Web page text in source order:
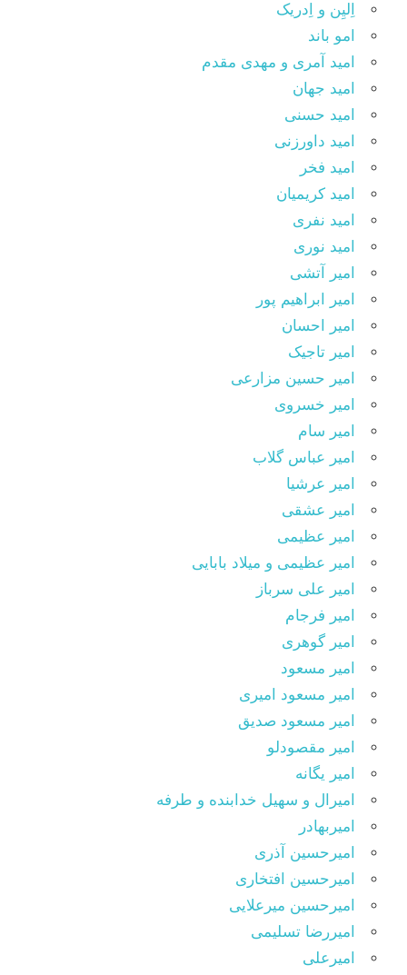
اِلیِن و اِدریک
امو باند
امید آمری و مهدی مقدم
امید جهان
امید حسنی
امید داورزنی
امید فخر
امید کریمیان
امید نفری
امید نوری
امیر آتشی
امیر ابراهیم پور
امیر احسان
امیر تاجیک
امیر حسین مزارعی
امیر خسروی
امیر سام
امیر عباس گلاب
امیر عرشیا
امیر عشقی
امیر عظیمی
امیر عظیمی و میلاد بابایی
امیر علی سرباز
امیر فرجام
امیر گوهری
امیر مسعود
امیر مسعود امیری
امیر مسعود صدیق
امیر مقصودلو
امیر یگانه
امیرال و سهیل خدابنده و طرفه
امیربهادر
امیرحسین آذری
امیرحسین افتخاری
امیرحسین میرعلایی
امیررضا تسلیمی
امیرعلی